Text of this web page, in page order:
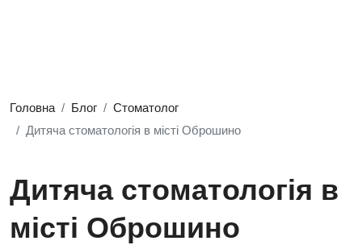
Головна Блог
Стоматолог
Дитяча стоматологія в місті Оброшино
Дитяча стоматологія в
місті Оброшино